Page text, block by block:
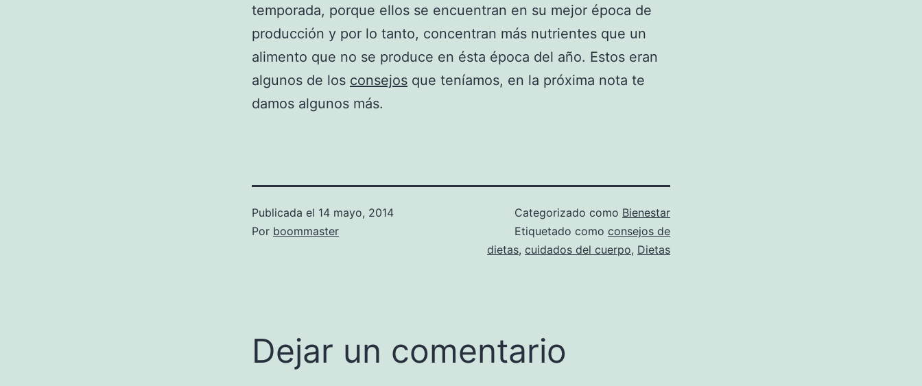
temporada, porque ellos se encuentran en su mejor época de
producción y por lo tanto, concentran más nutrientes que un
alimento que no se produce en ésta época del año. Estos eran
algunos de los consejos que teníamos, en la próxima nota te
damos algunos más.
Publicada el 14 mayo, 2014
Por boommaster
Categorizado como Bienestar
Etiquetado como consejos de
dietas, cuidados del cuerpo, Dietas
Dejar un comentario